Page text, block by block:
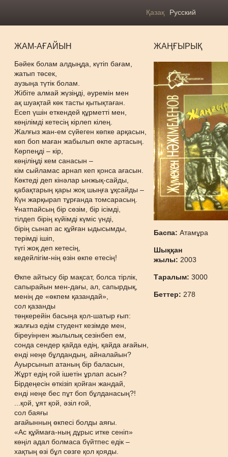
Қазақ Русский
ЖАМ-АҒАЙЫН
Бәйек болам алдыңда, күтіп бағам,
жатып төсек,
аузыңа түтік болам.
Жібіте алмай жүзіңді, әуремін мен
ақ шуақтай көк тасты қытықтаған.
Есеп үшін еткендей құрметті мен,
көңілімді кетесің кірлеп кілең.
Жалғыз жан-ем сүйеген көпке арқасын,
көп боп маған жабылып өкпе артасың.
Көрпеңді – кір,
көңіліңді кем санасын –
кім сыйламас арнап кеп қонса ағасын.
Көктеді деп кінәлар ынжық-сайды,
қабақтарың қары жоқ шыңға ұқсайды –
Күн жарқырап тұрғанда томсарасың.
Ұнатпайсың бір сөзім, бір ісімді,
тілдеп бірің күйімді күміс үнді,
бірің сынап ас құйған ыдысымды,
терімді ішіп,
түгі жоқ деп кетесің,
кедейлігім-нің өзін өкпе етесің!
Өкпе айтысу бір мақсат, болса тірлік,
сапырайын мен-дағы, ал, сапырдық,
менің де «өкпем қазандай»,
сол қазанды
төңкерейін басыңа қол-шатыр ғып:
жалғыз едім студент кезімде мен,
біреуіңнен жылылық сезінбеп ем,
сонда сендер қайда едің, қайда ағайын,
енді неңе бұлдандың, айналайын?
Ауырсынып атаның бір баласын,
Жұрт едің ғой ішетін ұрлап асын?
Бірдеңесін өткізіп қойған жандай,
енді неңе бес пұт боп бұлданасың?!
...қой, ұят қой, әзіл ғой,
сол баяғы
ағайынның өкпесі болды аяғы.
«Ас құймаға-ның дұрыс итке сеніп»
көңіл адал болмаса бүйтпес едік –
хақтың өзі бұл сөзге қол қояды.
ЖАҢҒЫРЫҚ
Баспа:Атамұра
Шыққан
жылы: 2003
Таралым:3000
Беттер: 278